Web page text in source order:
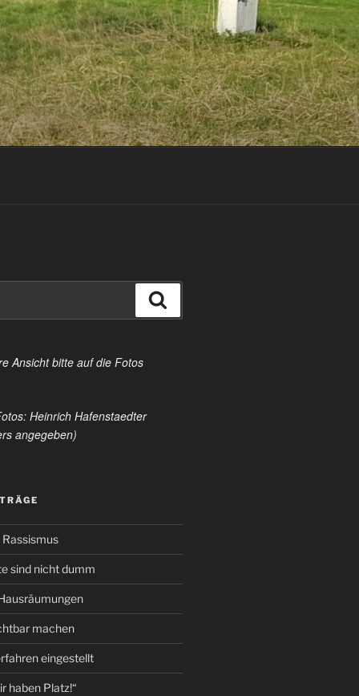
Ansicht bitte auf die Fotos
Heinrich Hafenstaedter
angegeben)
sind nicht dumm
machen
eingestellt
haben Platz!“